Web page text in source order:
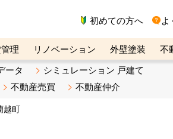
初めての方へ
理 リノベーション 外壁塗装
不
ンBiz 不動産売却ご相談デスク
ータ
シミュレーション 戸建て
不動産売買 不動産仲介
越町